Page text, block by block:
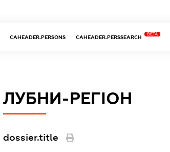
CAHEADER.PERSONS CAHEADER.PERSSEARCH
BETA
ЛУБНИ-РЕГІОН
dossier.title